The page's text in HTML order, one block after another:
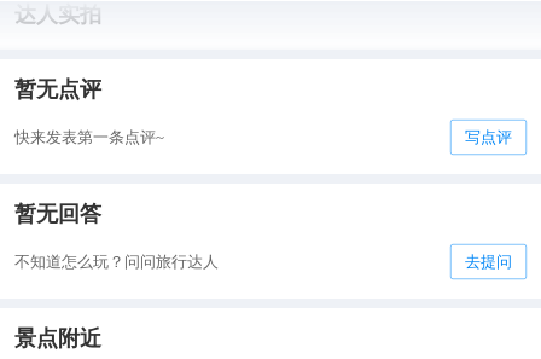
达人实拍
暂无点评
快来发表第一条点评~ 写点评
暂无回答
不知道怎么玩？问问旅行达人 去提问
景点附近